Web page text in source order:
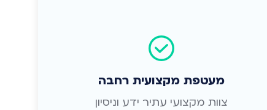
מעטפת מקצועית רחבה
צוות מקצועי עתיר ידע וניסיון